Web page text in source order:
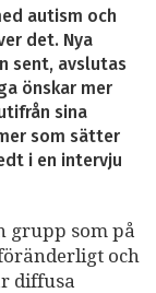
autism och
det. Nya
sent, avslutas
önskar mer
sina
som sätter
i en intervju
grupp som på
och
diffusa